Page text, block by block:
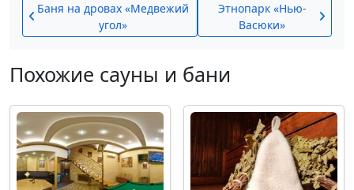
Баня на дровах «Медвежий
угол»
Этнопарк «Нью-
Васюки»
Похожие сауны и бани